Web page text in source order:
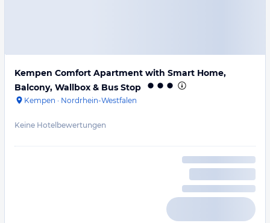
Kempen Comfort Apartment with Smart Home,
Balcony, Wallbox & Bus Stop
Kempen · Nordrhein-Westfalen
Keine Hotelbewertungen